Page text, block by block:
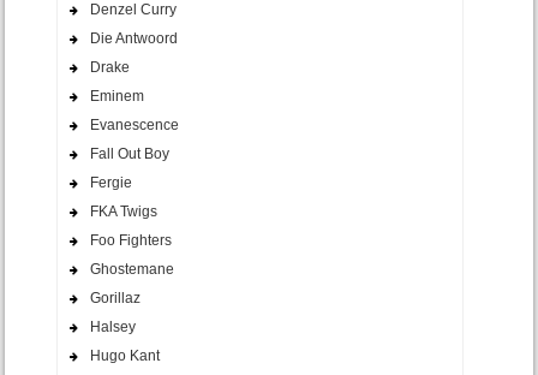
Denzel Curry
Die Antwoord
Drake
Eminem
Evanescence
Fall Out Boy
Fergie
FKA Twigs
Foo Fighters
Ghostemane
Gorillaz
Halsey
Hugo Kant